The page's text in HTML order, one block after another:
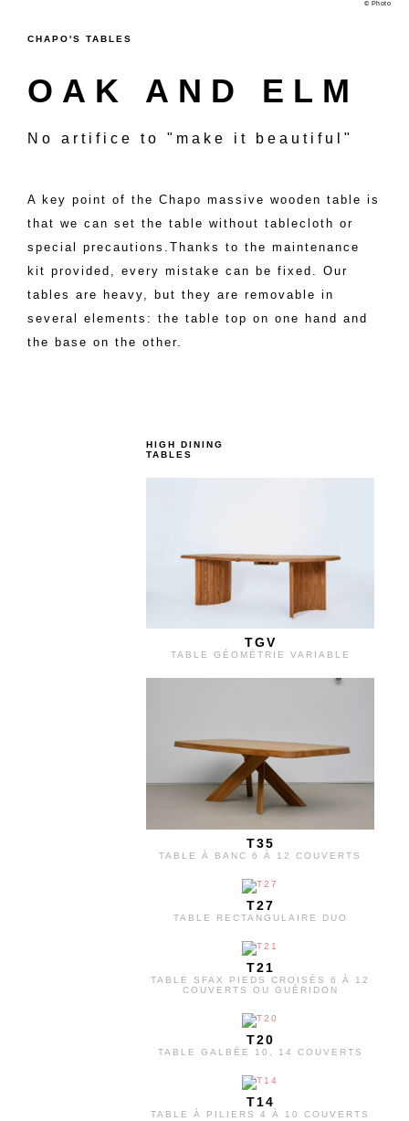
© Photo
CHAPO'S TABLES
OAK AND ELM
No artifice to "make it beautiful"
A key point of the Chapo massive wooden table is
that we can set the table without tablecloth or
special precautions.Thanks to the maintenance
kit provided, every mistake can be fixed. Our
tables are heavy, but they are removable in
several elements: the table top on one hand and
the base on the other.
HIGH DINING
TABLES
TGV
TABLE GÉOMÉTRIE VARIABLE
T35
TABLE À BANC 6 À 12 COUVERTS
T27
TABLE RECTANGULAIRE DUO
T21
TABLE SFAX PIEDS CROISÉS 6 À 12
COUVERTS OU GUÉRIDON
T20
TABLE GALBÉE 10, 14 COUVERTS
T14
TABLE À PILIERS 4 À 10 COUVERTS